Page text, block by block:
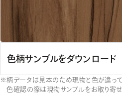
色柄サンプルをダウンロード
柄データは見本のため現物と色が違っ
色確認の際は現物サンプルをお取り寄せ